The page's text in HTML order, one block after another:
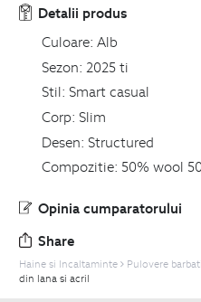
Detalii produs
Culoare: Alb
Sezon: 2025 ti
Stil: Smart casual
Corp: Slim
Desen: Structured
Compozitie: 50% wool
Opinia cumparatorului
Share
Haine si Incaltaminte Pulovere
din lana si acril